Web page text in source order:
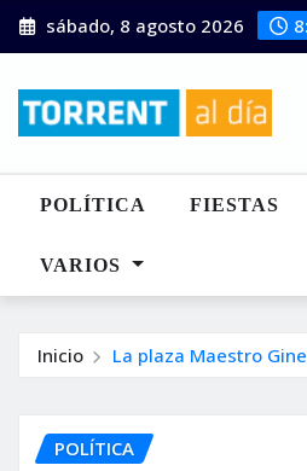
Saltar
al
sábado, 8 agosto 2026
POLÍTICA FIESTAS
VARIOS
Inicio La plaza Maestro
POLÍTICA